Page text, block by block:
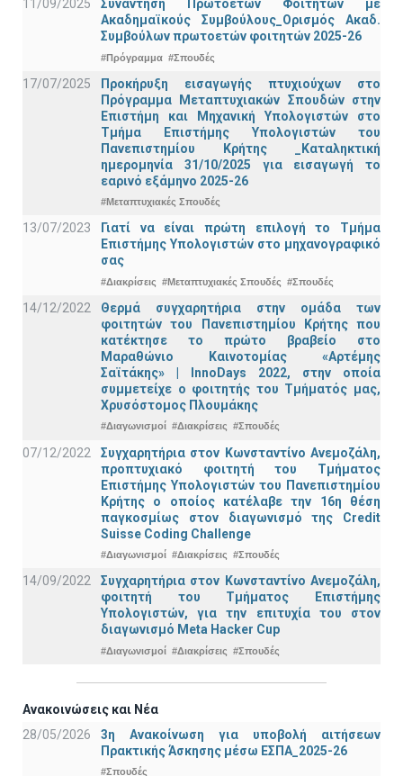
11/09/2025
Συνάντηση Πρωτοετών Φοιτητών με
Ακαδημαϊκούς Συμβούλους_Ορισμός Ακαδ.
Συμβούλων πρωτοετών φοιτητών 2025-26
#Πρόγραμμα #Σπουδές
17/07/2025
Προκήρυξη εισαγωγής πτυχιούχων στo
Πρόγραμμα Μεταπτυχιακών Σπουδών στην
Επιστήμη και Μηχανική Υπολογιστών στο
Τμήμα Eπιστήμης Υπολογιστών του
Πανεπιστημίου Κρήτης _Καταληκτική
ημερομηνία 31/10/2025 για εισαγωγή το
εαρινό εξάμηνο 2025-26
#Μεταπτυχιακές Σπουδές
13/07/2023
Γιατί να είναι πρώτη επιλογή το Τμήμα
Επιστήμης Υπολογιστών στο μηχανογραφικό
σας
#Διακρίσεις #Μεταπτυχιακές Σπουδές #Σπουδές
14/12/2022
Θερμά συγχαρητήρια στην ομάδα των
φοιτητών του Πανεπιστημίου Κρήτης που
κατέκτησε το πρώτο βραβείο στο
Μαραθώνιο Καινοτομίας «Αρτέμης
Σαϊτάκης» | InnoDays 2022, στην οποία
συμμετείχε ο φοιτητής του Τμήματός μας,
Χρυσόστομος Πλουμάκης
#Διαγωνισμοί #Διακρίσεις #Σπουδές
07/12/2022
Συγχαρητήρια στον Κωνσταντίνο Ανεμοζάλη,
προπτυχιακό φοιτητή του Τμήματος
Επιστήμης Υπολογιστών του Πανεπιστημίου
Κρήτης ο οποίος κατέλαβε την 16η θέση
παγκοσμίως στον διαγωνισμό της Credit
Suisse Coding Challenge
#Διαγωνισμοί #Διακρίσεις #Σπουδές
14/09/2022
Συγχαρητήρια στον Κωνσταντίνο Ανεμοζάλη,
φοιτητή του Τμήματος Επιστήμης
Υπολογιστών, για την επιτυχία του στον
διαγωνισμό Meta Hacker Cup
#Διαγωνισμοί #Διακρίσεις #Σπουδές
Ανακοινώσεις και Νέα
28/05/2026
3η Ανακοίνωση για υποβολή αιτήσεων
Πρακτικής Άσκησης μέσω ΕΣΠΑ_2025-26
#Σπουδές